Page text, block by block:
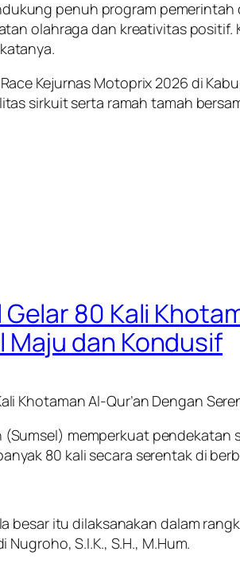
penuh program
olahraga dan kreativitas
Kejurnas Motoprix 2026 di
sirkuit serta ramah tamah
80 Kali
Maju dan Kondusif
Khotaman Al-Qur’an Dengan
(Sumsel) memperkuat
80 kali secara serentak di
besar itu dilaksanakan dalam
Nugroho, S.I.K., S.H., M.Hum.